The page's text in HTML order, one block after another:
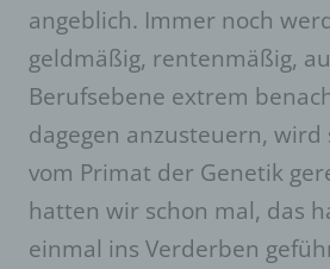
angeblich. Immer noch
geldmäßig, rentenmäßig,
Berufsebene extrem
dagegen anzusteuern,
vom Primat der Genetik
hatten wir schon mal, das
einmal ins Verderben
Verantwortlicher im Sinne der
Grundverordnung, sonstiger in
der Europäischen Union
Datenschutzgesetze und
mit datenschutzrechtlichem
Lisa e.V. / Anja Röhl
Pappelweg 22
18337 Marlow/Neu-Guthendorf